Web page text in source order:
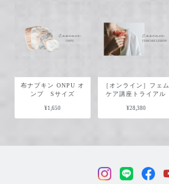
布ナプキン ONPU オ
ンプ Sサイズ
¥1,650
［オンライン］フェム
ケア講座トライアル
¥28,380